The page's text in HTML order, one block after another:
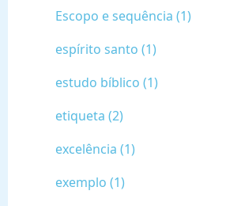
Escopo e sequência (1)
espírito santo (1)
estudo bíblico (1)
etiqueta (2)
excelência (1)
exemplo (1)